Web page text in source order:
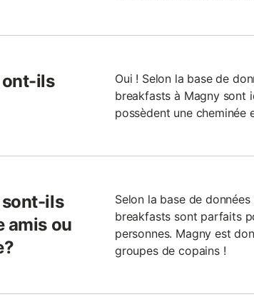
ont-ils
Oui ! Selon la base de
breakfasts à Magny sont
possèdent une cheminée
sont-ils
amis ou
Selon la base de
breakfasts sont parfaits
personnes. Magny est
groupes de copains !